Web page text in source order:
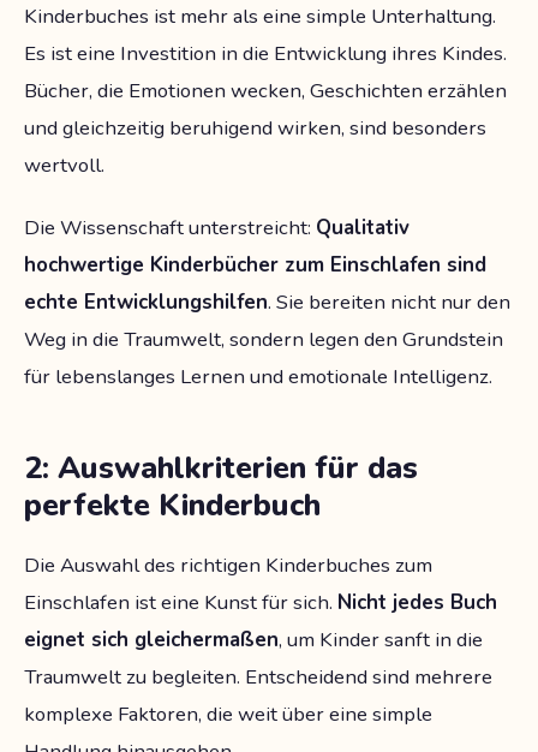
Kinderbuches ist mehr als eine simple Unterhaltung.
Es ist eine Investition in die Entwicklung ihres Kindes.
Bücher, die Emotionen wecken, Geschichten erzählen
und gleichzeitig beruhigend wirken, sind besonders
wertvoll.
Die Wissenschaft unterstreicht: Qualitativ
hochwertige Kinderbücher zum Einschlafen sind
echte Entwicklungshilfen. Sie bereiten nicht nur den
Weg in die Traumwelt, sondern legen den Grundstein
für lebenslanges Lernen und emotionale Intelligenz.
2: Auswahlkriterien für das
perfekte Kinderbuch
Die Auswahl des richtigen Kinderbuches zum
Einschlafen ist eine Kunst für sich. Nicht jedes Buch
eignet sich gleichermaßen, um Kinder sanft in die
Traumwelt zu begleiten. Entscheidend sind mehrere
komplexe Faktoren, die weit über eine simple